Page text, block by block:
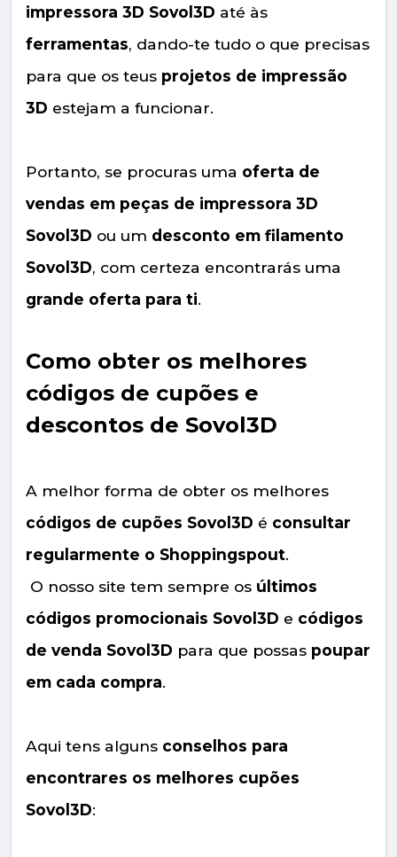
impressora 3D Sovol3D até às
ferramentas, dando-te tudo o que precisas
para que os teus projetos de impressão
3D estejam a funcionar.
Portanto, se procuras uma oferta de
vendas em peças de impressora 3D
Sovol3D ou um desconto em filamento
Sovol3D, com certeza encontrarás uma
grande oferta para ti.
Como obter os melhores
códigos de cupões e
descontos de Sovol3D
A melhor forma de obter os melhores
códigos de cupões Sovol3D é consultar
regularmente o Shoppingspout.
O nosso site tem sempre os últimos
códigos promocionais Sovol3D e códigos
de venda Sovol3D para que possas poupar
em cada compra.
Aqui tens alguns conselhos para
encontrares os melhores cupões
Sovol3D: